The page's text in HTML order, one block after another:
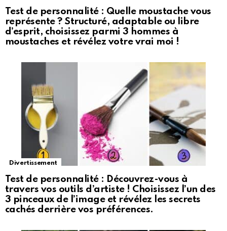
Test de personnalité : Quelle moustache vous
représente ? Structuré, adaptable ou libre
d’esprit, choisissez parmi 3 hommes à
moustaches et révélez votre vrai moi !
Divertissement
Test de personnalité : Découvrez-vous à
travers vos outils d’artiste ! Choisissez l’un des
3 pinceaux de l’image et révélez les secrets
cachés derrière vos préférences.